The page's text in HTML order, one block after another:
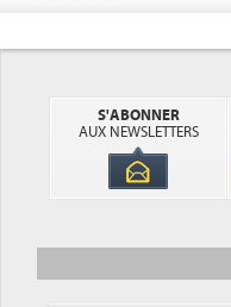
S'ABONNER
AUX NEWSLETTERS